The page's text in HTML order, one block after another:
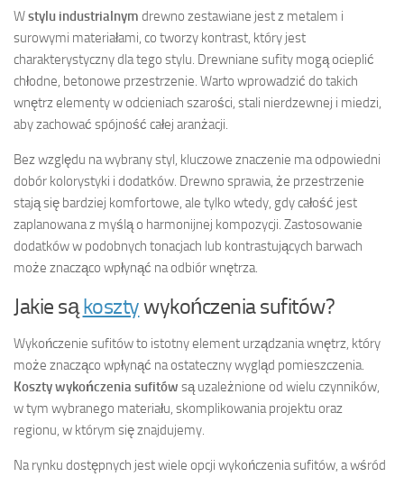
Wstylu industrialnym drewno zestawiane jest z metalem i
surowymi materiałami, co tworzy kontrast, który jest
charakterystyczny dla tego stylu. Drewniane sufity mogą ocieplić
chłodne, betonowe przestrzenie. Warto wprowadzić do takich
wnętrz elementy w odcieniach szarości, stali nierdzewnej i miedzi,
aby zachować spójność całej aranżacji.
Bez względu na wybrany styl, kluczowe znaczenie ma odpowiedni
dobór kolorystyki i dodatków. Drewno sprawia, że przestrzenie
stają się bardziej komfortowe, ale tylko wtedy, gdy całość jest
zaplanowana z myślą o harmonijnej kompozycji. Zastosowanie
dodatków w podobnych tonacjach lub kontrastujących barwach
może znacząco wpłynąć na odbiór wnętrza.
Jakie sąkosztywykończenia sufitów?
Wykończenie sufitów to istotny element urządzania wnętrz, który
może znacząco wpłynąć na ostateczny wygląd pomieszczenia.
Koszty wykończenia sufitów są uzależnione od wielu czynników,
w tym wybranego materiału, skomplikowania projektu oraz
regionu, w którym się znajdujemy.
Na rynku dostępnych jest wiele opcji wykończenia sufitów, a wśród